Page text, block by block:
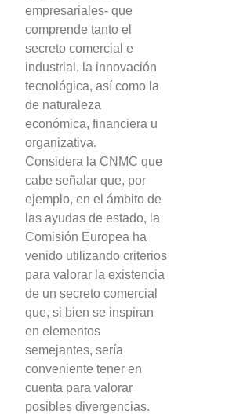
empresariales- que
comprende tanto el
secreto comercial e
industrial, la innovación
tecnológica, así como la
de naturaleza
económica, financiera u
organizativa.
Considera la CNMC que
cabe señalar que, por
ejemplo, en el ámbito de
las ayudas de estado, la
Comisión Europea ha
venido utilizando criterios
para valorar la existencia
de un secreto comercial
que, si bien se inspiran
en elementos
semejantes, sería
conveniente tener en
cuenta para valorar
posibles divergencias.